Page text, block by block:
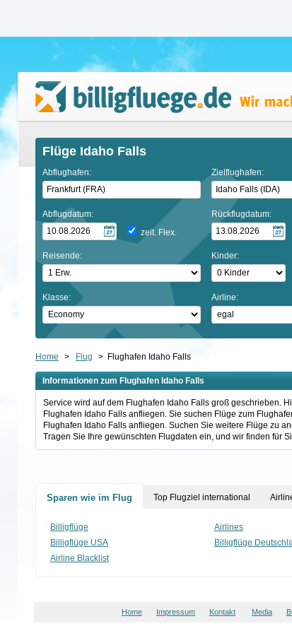
Flüge Idaho Falls
Abflughafen: Zielflughafen:
Abflugdatum:
zeit. Flex.
Rückflugdatum:
Reisende: Kinder:
Klasse: Airline:
Home > Flug > Flughafen Idaho Falls
Informationen zum Flughafen Idaho Falls
Service wird auf dem Flughafen Idaho Falls groß geschrieben.
Flughafen Idaho Falls anfliegen. Sie suchen Flüge zum
Flughafen Idaho Falls anfliegen. Suchen Sie weitere Flüge zu
Tragen Sie Ihre gewünschten Flugdaten ein, und wir finden für
Sparen wie im Flug Top Flugziel international
Billigflüge Airlines
Billigflüge USA
Billigflüge
Airline Blacklist
Home Impressum Kontakt Media